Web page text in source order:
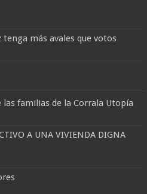
tenga más avales que votos
familias de la Corrala Utopía
A UNA VIVIENDA DIGNA